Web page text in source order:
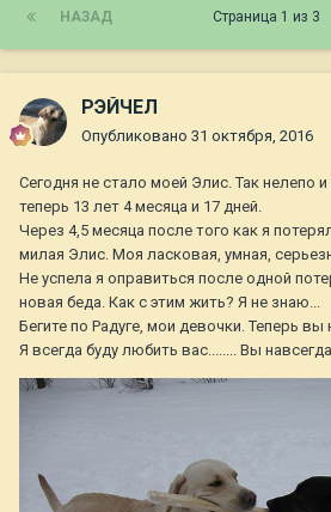
НАЗАД Страница 1 из 3
РЭЙЧЕЛ
Опубликовано 31 октября, 2016
Сегодня не стало моей Элис. Так нелепо
теперь 13 лет 4 месяца и 17 дней.
Через 4,5 месяца после того как я
милая Элис. Моя ласковая, умная,
Не успела я оправиться после одной
новая беда. Как с этим жить? Я не знаю...
Бегите по Радуге, мои девочки. Теперь вы
Я всегда буду любить вас........ Вы